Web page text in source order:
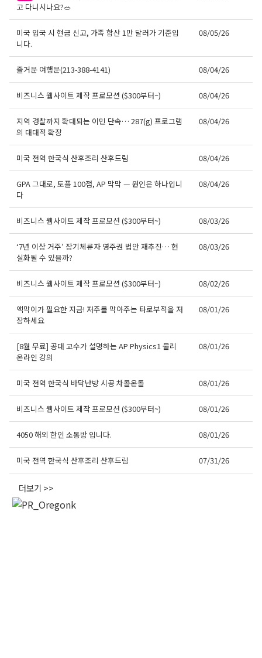
고 다니시나요?🥗
미국 입국 시 현금 신고, 가족 합산 1만 달러가 기준입
니다.
08/05/26
즐거운 여행운(213-388-4141) 08/04/26
비즈니스 웹사이트 제작 프로모션 ($300부터~) 08/04/26
지역 경찰까지 확대되는 이민 단속… 287(g) 프로그램
의 대대적 확장
08/04/26
미국 전역 한국식 산후조리 산후드림 08/04/26
GPA 그대로, 토플 100점, AP 막막 — 원인은 하나입니
다
08/04/26
비즈니스 웹사이트 제작 프로모션 ($300부터~) 08/03/26
‘7년 이상 거주’ 장기체류자 영주권 법안 재추진… 현
실화될 수 있을까?
08/03/26
비즈니스 웹사이트 제작 프로모션 ($300부터~) 08/02/26
액막이가 필요한 지금! 저주를 막아주는 타로부적을 저
장하세요
08/01/26
[8월 무료] 공대 교수가 설명하는 AP Physics1 물리
온라인 강의
08/01/26
미국 전역 한국식 바닥난방 시공 차콜온돌 08/01/26
비즈니스 웹사이트 제작 프로모션 ($300부터~) 08/01/26
4050 해외 한인 소통방 입니다. 08/01/26
미국 전역 한국식 산후조리 산후드림 07/31/26
더보기 >>
First Name
Last Name
By submitting this form, you are consenting to receive KCR Media Group
emails at any time by using the SafeUnsubscribe® link, found at the
오레곤K 뉴스레터 구독하기!